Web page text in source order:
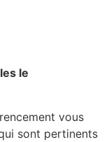
le
vous
sont pertinents